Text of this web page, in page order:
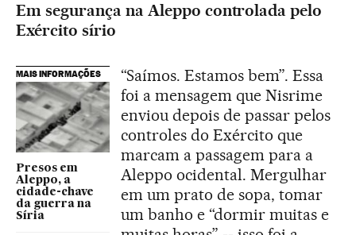
Em segurança na Aleppo controlada pelo
Exército sírio
MAIS INFORMAÇÕES
Presos em
Aleppo, a
cidade-chave
da guerra na
Síria
“Saímos. Estamos bem”. Essa
foi a mensagem que Nisrime
enviou depois de passar pelos
controles do Exército que
marcam a passagem para a
Aleppo ocidental. Mergulhar
em um prato de sopa, tomar
um banho e “dormir muitas e